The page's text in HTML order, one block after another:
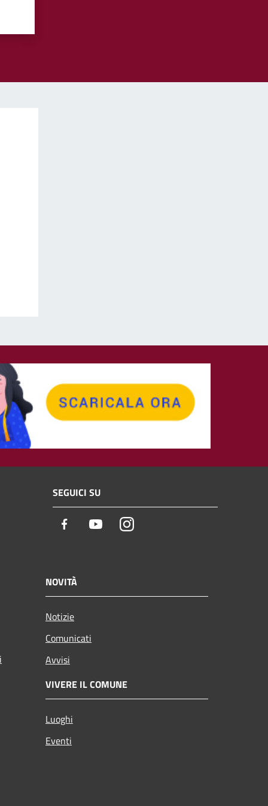
SEGUICI SU
Facebook YoutubeInstagram
NOVITÀ
Notizie
Comunicati
Avvisi
VIVERE IL COMUNE
Luoghi
Eventi